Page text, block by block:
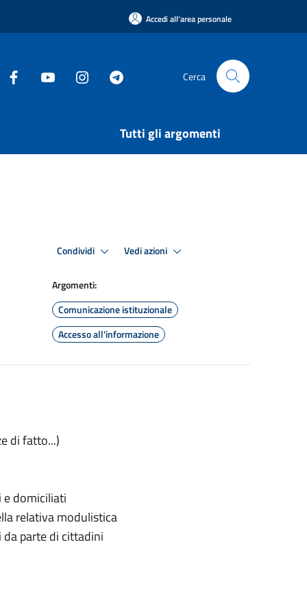
Accedi all'area personale
Cerca
Tutti gli argomenti
Condividi Vedi azioni
Argomenti:
Comunicazione istituzionale
Accesso all'informazione
di fatto...)
e domiciliati
relativa modulistica
parte di cittadini